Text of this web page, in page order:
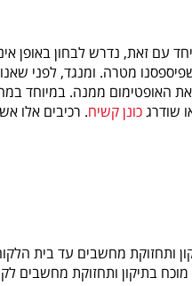
עם זאת, נדרש לבחון באופן
מטרה. ומנגד, לפני
האופטימום ממנה. במיוחד
כונן קשיח. רכיבים אלו
ותחזוקת מחשבים עד בית